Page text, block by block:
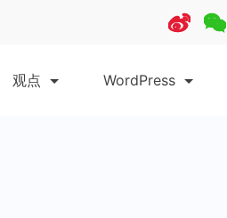
观点 WordPress